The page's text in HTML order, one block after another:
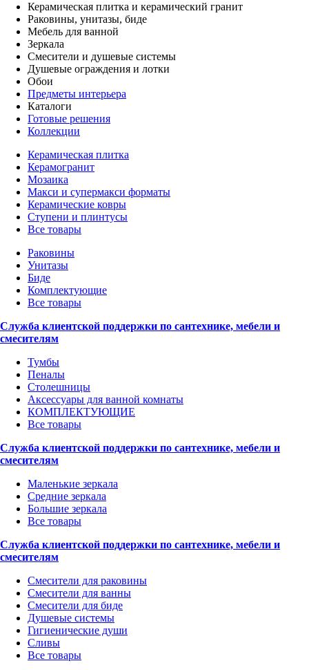
Керамическая плитка и керамический гранит
Раковины, унитазы, биде
Мебель для ванной
Зеркала
Смесители и душевые системы
Душевые ограждения и лотки
Обои
Предметы интерьера
Каталоги
Готовые решения
Коллекции
Керамическая плитка
Керамогранит
Мозаика
Макси и супермакси форматы
Керамические ковры
Ступени и плинтусы
Все товары
Раковины
Унитазы
Биде
Комплектующие
Все товары
Служба клиентской поддержки по сантехнике, мебели и
смесителям
Тумбы
Пеналы
Столешницы
Аксессуары для ванной комнаты
КОМПЛЕКТУЮЩИЕ
Все товары
Служба клиентской поддержки по сантехнике, мебели и
смесителям
Маленькие зеркала
Средние зеркала
Большие зеркала
Все товары
Служба клиентской поддержки по сантехнике, мебели и
смесителям
Смесители для раковины
Смесители для ванны
Смесители для биде
Душевые системы
Гигиенические души
Сливы
Все товары